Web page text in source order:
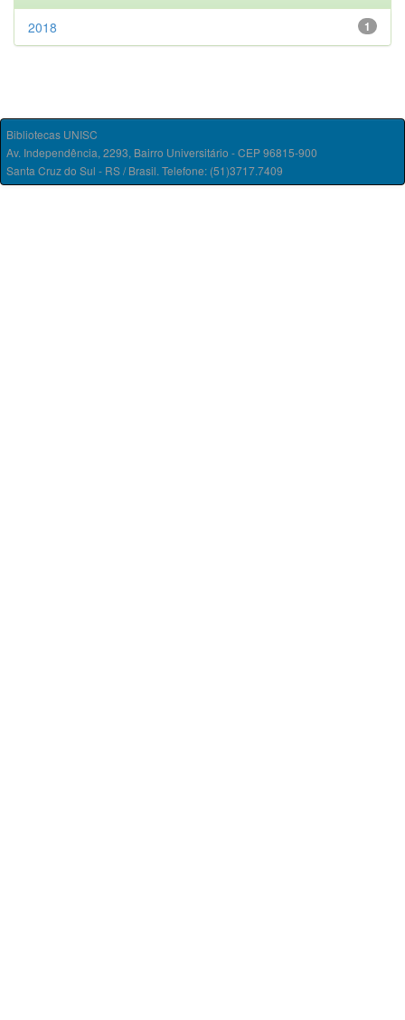
1
2018
Bibliotecas UNISC
Av. Independência, 2293, Bairro Universitário - CEP 96815-900
Santa Cruz do Sul - RS / Brasil. Telefone: (51)3717.7409